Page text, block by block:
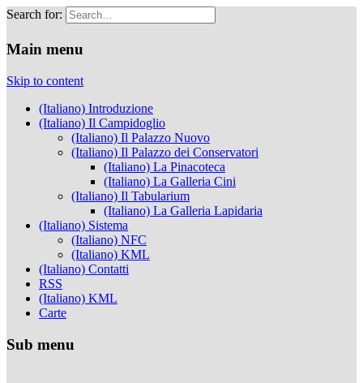
Search for:
Musei Capitolini
Main menu
Skip to content
(Italiano) Introduzione
(Italiano) Il Campidoglio
(Italiano) Il Palazzo Nuovo
(Italiano) Il Palazzo dei Conservatori
(Italiano) La Pinacoteca
(Italiano) La Galleria Cini
(Italiano) Il Tabularium
(Italiano) La Galleria Lapidaria
(Italiano) Sistema
(Italiano) NFC
(Italiano) KML
(Italiano) Contatti
RSS
(Italiano) KML
Carte
Sub menu